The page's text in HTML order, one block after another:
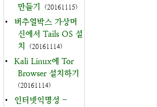
만들기
(20161115)
•
버추얼박스 가상머
신에서 Tails OS 설
치
(20161114)
•
Kali Linux에 Tor
Browser 설치하기
(20161114)
•
인터넷익명성 -